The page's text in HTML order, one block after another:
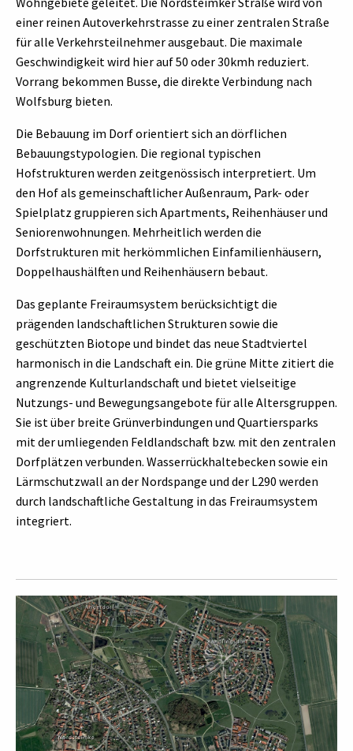
einer reinen Autoverkehrstrasse zu einer zentralen Straße
für alle Verkehrsteilnehmer ausgebaut. Die maximale
Geschwindigkeit wird hier auf 50 oder 30kmh reduziert.
Vorrang bekommen Busse, die direkte Verbindung nach
Wolfsburg bieten.
Die Bebauung im Dorf orientiert sich an dörflichen
Bebauungstypologien. Die regional typischen
Hofstrukturen werden zeitgenössisch interpretiert. Um
den Hof als gemeinschaftlicher Außenraum, Park- oder
Spielplatz gruppieren sich Apartments, Reihenhäuser und
Seniorenwohnungen. Mehrheitlich werden die
Dorfstrukturen mit herkömmlichen Einfamilienhäusern,
Doppelhaushälften und Reihenhäusern bebaut.
Das geplante Freiraumsystem berücksichtigt die
prägenden landschaftlichen Strukturen sowie die
geschützten Biotope und bindet das neue Stadtviertel
harmonisch in die Landschaft ein. Die grüne Mitte zitiert die
angrenzende Kulturlandschaft und bietet vielseitige
Nutzungs- und Bewegungsangebote für alle Altersgruppen.
Sie ist über breite Grünverbindungen und Quartiersparks
mit der umliegenden Feldlandschaft bzw. mit den zentralen
Dorfplätzen verbunden. Wasserrückhaltebecken sowie ein
Lärmschutzwall an der Nordspange und der L290 werden
durch landschaftliche Gestaltung in das Freiraumsystem
integriert.